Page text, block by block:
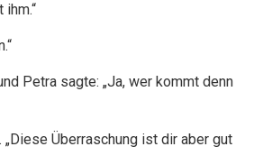
ihm.“
Petra sagte: „Ja, wer kommt denn
„Diese Überraschung ist dir aber gut